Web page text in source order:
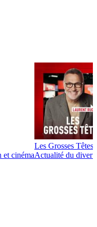
et cinéma
Les Grosses Têtes
Actualité du